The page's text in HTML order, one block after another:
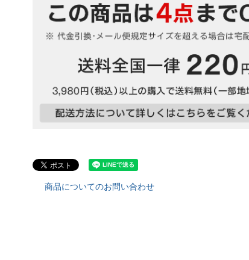
商品についてのお問い合わせ